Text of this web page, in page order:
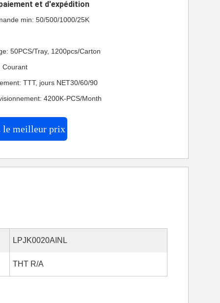
et d'expédition
min: 50/500/1000/25K
50PCS/Tray, 1200pcs/Carton
Courant
TTT, jours NET30/60/90
4200K-PCS/Month
le meilleur prix
LPJK0020AINL
THT R/A